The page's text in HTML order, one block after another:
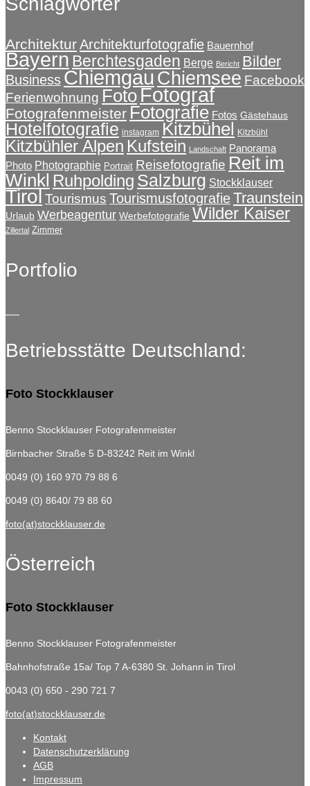
ArchitekturArchitekturfotografie Bauernhof
Bayern Berchtesgaden Berge Bericht Bilder
BusinessChiemgauChiemsee Facebook
Ferienwohnung FotoFotograf
Fotografenmeister Fotografie Fotos Gästehaus
Hotelfotografie instagram Kitzbühel Kitzbühl
Kitzbühler Alpen Kufstein Landschaft Panorama
Photo Photographie Portrait Reisefotografie Reit im
Winkl Ruhpolding Salzburg Stockklauser
TirolTourismus TourismusfotografieTraunstein
Urlaub Werbeagentur Werbefotografie Wilder Kaiser
Zillertal Zimmer
Portfolio
Betriebsstätte Deutschland:
Foto Stockklauser
Benno Stockklauser Fotografenmeister
Birnbacher Straße 5 D-83242 Reit im Winkl
0049 (0) 160 970 79 88 6
0049 (0) 8640/ 79 88 60
foto(at)stockklauser.de
Österreich
Foto Stockklauser
Benno Stockklauser Fotografenmeister
Bahnhofstraße 15a/ Top 7 A-6380 St. Johann in Tirol
0043 (0) 650 - 290 721 7
foto(at)stockklauser.de
Kontakt
Datenschutzerklärung
AGB
Impressum